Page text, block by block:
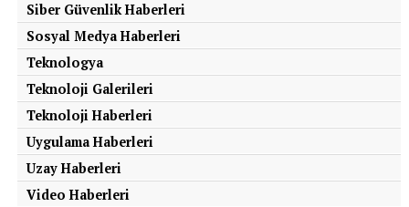
Siber Güvenlik Haberleri
Sosyal Medya Haberleri
Teknologya
Teknoloji Galerileri
Teknoloji Haberleri
Uygulama Haberleri
Uzay Haberleri
Video Haberleri